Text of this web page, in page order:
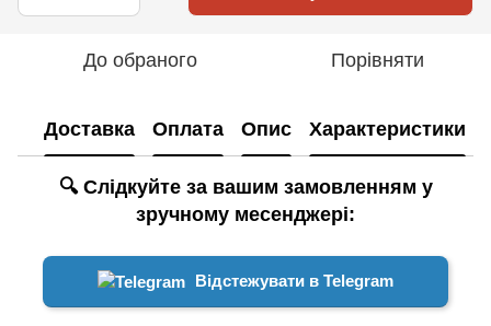
До обраного Порівняти
Доставка Оплата Опис Характеристики
🔍 Слідкуйте за вашим замовленням у
зручному месенджері:
Відстежувати в Telegram